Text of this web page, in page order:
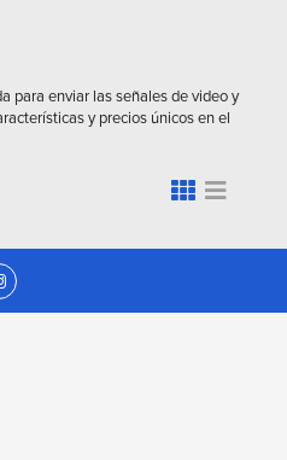
para enviar las señales de video y
y precios únicos en el